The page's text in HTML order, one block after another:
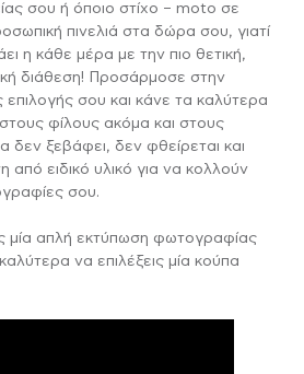
σου ή όποιο στίχο – moto σε
πινελιά στα δώρα σου, γιατί
η κάθε μέρα με την πιο θετική,
διάθεση! Προσάρμοσε στην
επιλογής σου και κάνε τα καλύτερα
φίλους ακόμα και στους
δεν ξεβάφει, δεν φθείρεται και
από ειδικό υλικό για να κολλούν
σου.
μία απλή εκτύπωση φωτογραφίας
να επιλέξεις μία κούπα